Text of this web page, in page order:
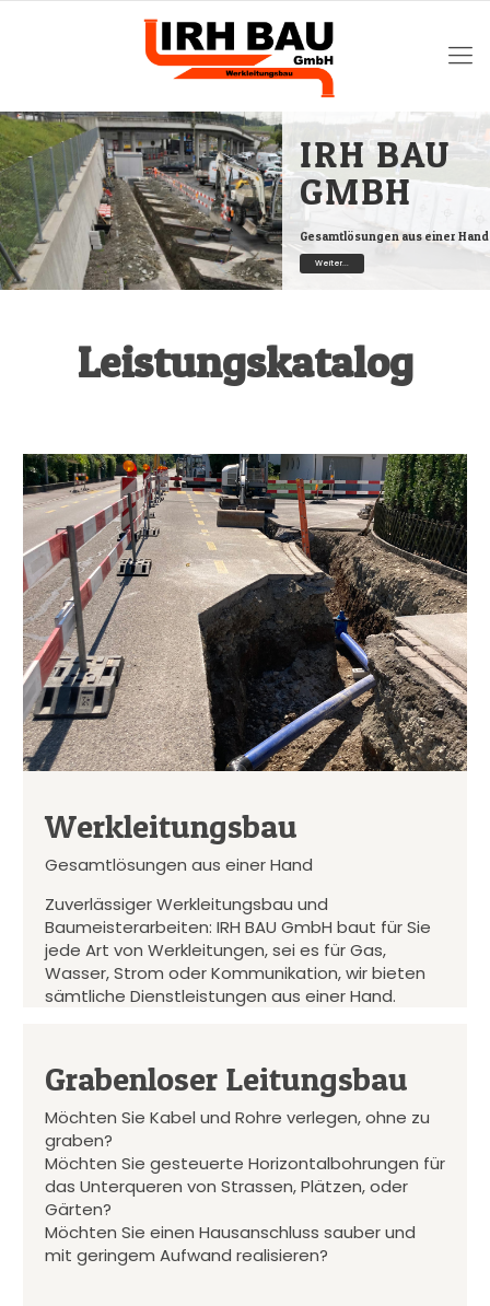
IRH BAU
GMBH
Gesamtlösungen aus einer
Weiter...
Leistungskatalog
Werkleitungsbau
Gesamtlösungen aus einer Hand
Zuverlässiger Werkleitungsbau und
Baumeisterarbeiten: IRH BAU GmbH baut für Sie
jede Art von Werkleitungen, sei es für Gas,
Wasser, Strom oder Kommunikation, wir bieten
sämtliche Dienstleistungen aus einer Hand.
Grabenloser Leitungsbau
Möchten Sie Kabel und Rohre verlegen, ohne zu
graben?
Möchten Sie gesteuerte Horizontalbohrungen für
das Unterqueren von Strassen, Plätzen, oder
Gärten?
Möchten Sie einen Hausanschluss sauber und
mit geringem Aufwand realisieren?